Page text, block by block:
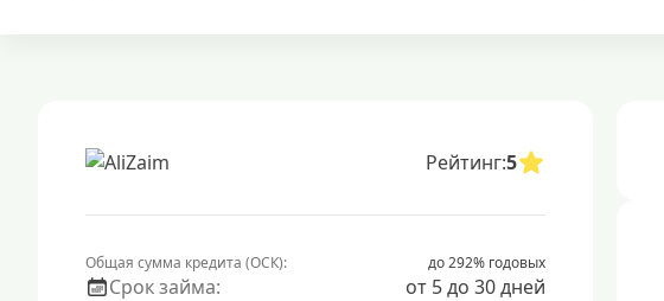
Рейтинг:5
Общая сумма кредита (ОСК): до 292% годовых
Срок займа:
от 5 до 30 дней